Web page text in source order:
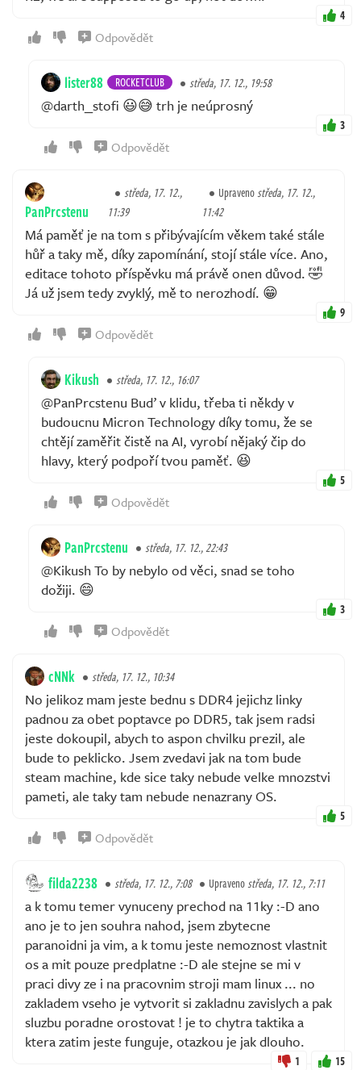
4
Odpovědět
lister88 ROCKETCLUB středa, 17. 12., 19:58
@darth_stofi 😃😅 trh je neúprosný
3
Odpovědět
PanPrcstenu
středa, 17. 12.,
11:39
Upravenostředa, 17. 12.,
11:42
Má paměť je na tom s přibývajícím věkem také stále
hůř a taky mě, díky zapomínání, stojí stále více. Ano,
editace tohoto příspěvku má právě onen důvod. 🤣
Já už jsem tedy zvyklý, mě to nerozhodí. 😁
9
Odpovědět
Kikush středa, 17. 12., 16:07
@PanPrcstenu Buď v klidu, třeba ti někdy v
budoucnu Micron Technology díky tomu, že se
chtějí zaměřit čistě na AI, vyrobí nějaký čip do
hlavy, který podpoří tvou paměť. 😆
5
Odpovědět
PanPrcstenu středa, 17. 12., 22:43
@Kikush To by nebylo od věci, snad se toho
dožiji. 😄
3
Odpovědět
cNNk středa, 17. 12., 10:34
No jelikoz mam jeste bednu s DDR4 jejichz linky
padnou za obet poptavce po DDR5, tak jsem radsi
jeste dokoupil, abych to aspon chvilku prezil, ale
bude to peklicko. Jsem zvedavi jak na tom bude
steam machine, kde sice taky nebude velke mnozstvi
pameti, ale taky tam nebude nenazrany OS.
5
Odpovědět
filda2238 středa, 17. 12., 7:08 Upravenostředa, 17. 12., 7:11
a k tomu temer vynuceny prechod na 11ky :-D ano
ano je to jen souhra nahod, jsem zbytecne
paranoidni ja vim, a k tomu jeste nemoznost vlastnit
os a mit pouze predplatne :-D ale stejne se mi v
praci divy ze i na pracovnim stroji mam linux ... no
zakladem vseho je vytvorit si zakladnu zavislych a pak
sluzbu poradne orostovat ! je to chytra taktika a
ktera zatim jeste funguje, otazkou je jak dlouho.
1 15